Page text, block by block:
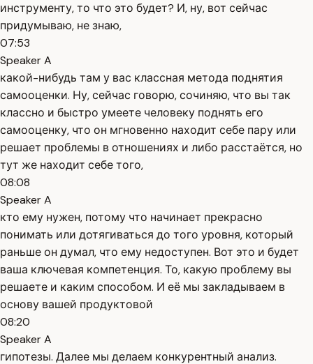
инструменту, то что это будет? И, ну, вот сейчас
придумываю, не знаю,
07:53
Speaker A
какой-нибудь там у вас классная метода поднятия
самооценки. Ну, сейчас говорю, сочиняю, что вы так
классно и быстро умеете человеку поднять его
самооценку, что он мгновенно находит себе пару или
решает проблемы в отношениях и либо расстаётся, но
тут же находит себе того,
08:08
Speaker A
кто ему нужен, потому что начинает прекрасно
понимать или дотягиваться до того уровня, который
раньше он думал, что ему недоступен. Вот это и будет
ваша ключевая компетенция. То, какую проблему вы
решаете и каким способом. И её мы закладываем в
основу вашей продуктовой
08:20
Speaker A
гипотезы. Далее мы делаем конкурентный анализ.